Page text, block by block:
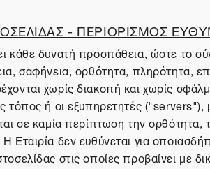
- ΠΕΡΙΟΡΙΣΜΟΣ
κάθε δυνατή προσπάθεια, ώστε το
σαφήνεια, ορθότητα, πληρότητα,
χωρίς διακοπή και χωρίς
τόπος ή οι εξυπηρετητές
σε καμία περίπτωση την
Εταιρία δεν ευθύνεται για
στις οποίες προβαίνει